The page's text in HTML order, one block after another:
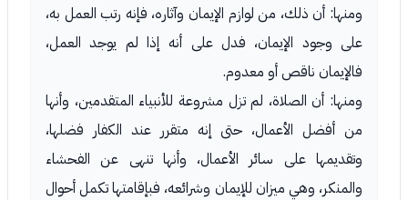
ومنها: أن ذلك، من لوازم الإيمان وآثاره، فإنه رتب العمل به،
على وجود الإيمان، فدل على أنه إذا لم يوجد العمل،
فالإيمان ناقص أو معدوم.
ومنها: أن الصلاة، لم تزل مشروعة للأنبياء المتقدمين، وأنها
من أفضل الأعمال، حتى إنه متقرر عند الكفار فضلها،
وتقديمها على سائر الأعمال، وأنها تنهى عن الفحشاء
والمنكر، وهي ميزان للإيمان وشرائعه، فبإقامتها تكمل أحوال